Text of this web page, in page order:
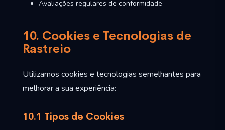
Avaliações regulares de conformidade
10. Cookies e Tecnologias de
Rastreio
Utilizamos cookies e tecnologias semelhantes para
melhorar a sua experiência:
10.1 Tipos de Cookies